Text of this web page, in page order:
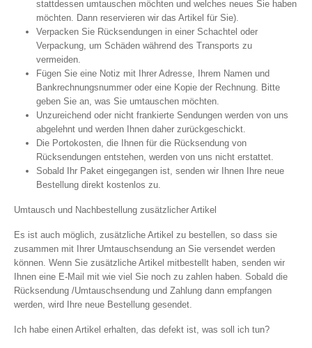
stattdessen umtauschen möchten und welches neues Sie haben
möchten. Dann reservieren wir das Artikel für Sie).
Verpacken Sie Rücksendungen in einer Schachtel oder
Verpackung, um Schäden während des Transports zu
vermeiden.
Fügen Sie eine Notiz mit Ihrer Adresse, Ihrem Namen und
Bankrechnungsnummer oder eine Kopie der Rechnung. Bitte
geben Sie an, was Sie umtauschen möchten.
Unzureichend oder nicht frankierte Sendungen werden von uns
abgelehnt und werden Ihnen daher zurückgeschickt.
Die Portokosten, die Ihnen für die Rücksendung von
Rücksendungen entstehen, werden von uns nicht erstattet.
Sobald Ihr Paket eingegangen ist, senden wir Ihnen Ihre neue
Bestellung direkt kostenlos zu.
Umtausch und Nachbestellung zusätzlicher Artikel
Es ist auch möglich, zusätzliche Artikel zu bestellen, so dass sie
zusammen mit Ihrer Umtauschsendung an Sie versendet werden
können. Wenn Sie zusätzliche Artikel mitbestellt haben, senden wir
Ihnen eine E-Mail mit wie viel Sie noch zu zahlen haben. Sobald die
Rücksendung /Umtauschsendung und Zahlung dann empfangen
werden, wird Ihre neue Bestellung gesendet.
Ich habe einen Artikel erhalten, das defekt ist, was soll ich tun?